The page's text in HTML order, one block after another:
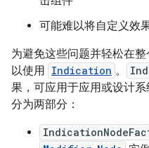
可能难以将自定义效
为避免这些问题并轻松在
以使用 Indication 。
果，可应用于应用或设计系
分为两部分：